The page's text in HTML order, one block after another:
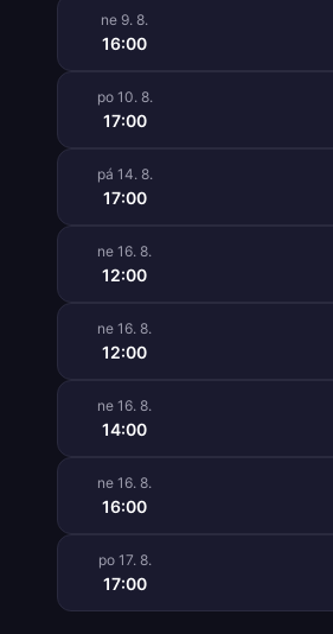
ne 9. 8.
16:00
po 10. 8.
17:00
pá 14. 8.
17:00
ne 16. 8.
12:00
ne 16. 8.
12:00
ne 16. 8.
14:00
ne 16. 8.
16:00
po 17. 8.
17:00